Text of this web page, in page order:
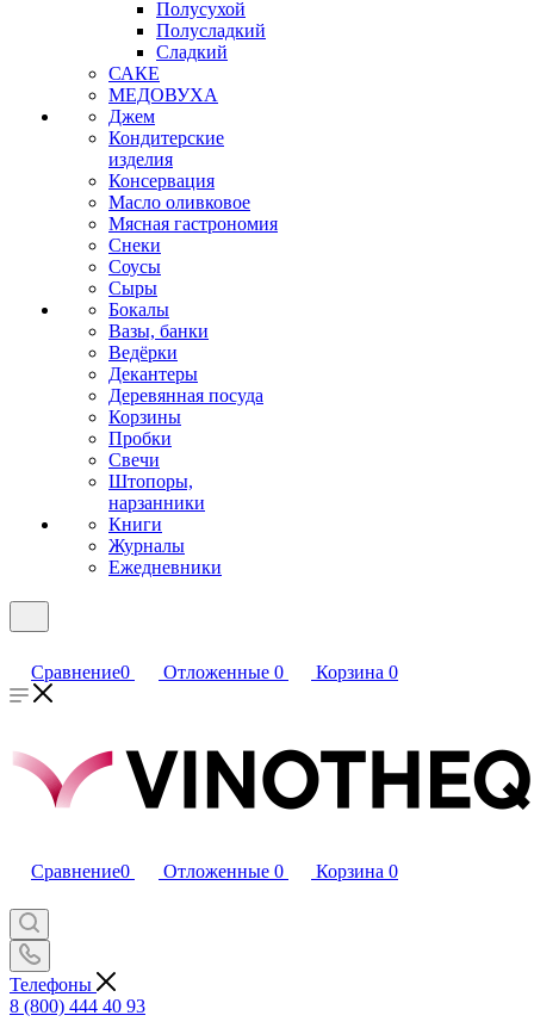
Полусухой
Полусладкий
Сладкий
САКЕ
МЕДОВУХА
Джем
Кондитерские
изделия
Консервация
Масло оливковое
Мясная гастрономия
Снеки
Соусы
Сыры
Бокалы
Вазы, банки
Ведёрки
Декантеры
Деревянная посуда
Корзины
Пробки
Свечи
Штопоры,
нарзанники
Книги
Журналы
Ежедневники
Сравнение0 Отложенные 0 Корзина 0
Сравнение0 Отложенные 0 Корзина 0
Телефоны
8 (800) 444 40 93